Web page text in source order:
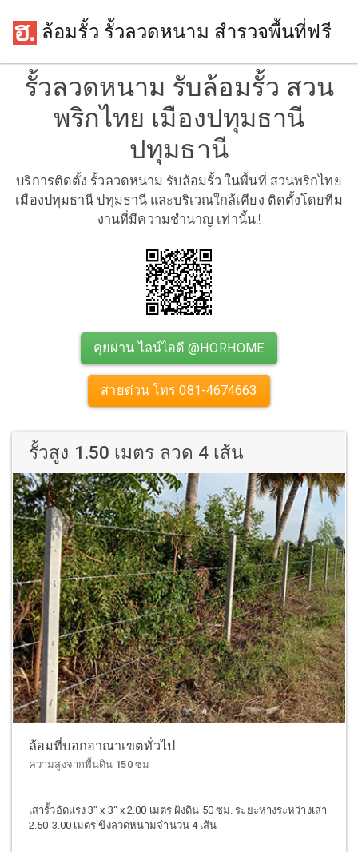
ล้อมรั้ว รั้วลวดหนาม สำรวจพื้นที่ฟรี
รั้วลวดหนาม รับล้อมรั้ว สวน
พริกไทย เมืองปทุมธานี
ปทุมธานี
บริการติดตั้ง รั้วลวดหนาม รับล้อมรั้ว ในพื้นที่ สวนพริกไทย
เมืองปทุมธานี ปทุมธานี และบริเวณใกล้เคียง ติดตั้งโดยทีม
งานที่มีความชำนาญ เท่านั้น!!
คุยผ่าน ไลน์ไอดี @HORHOME
สายด่วน โทร 081-4674663
รั้วสูง 1.50 เมตร ลวด 4 เส้น
ล้อมที่บอกอาณาเขตทั่วไป
ความสูงจากพื้นดิน 150 ซม
เสารั้วอัดแรง 3" x 3" x 2.00 เมตร ฝังดิน 50 ซม. ระยะห่างระหว่างเสา
2.50-3.00 เมตร ขึงลวดหนามจำนวน 4 เส้น